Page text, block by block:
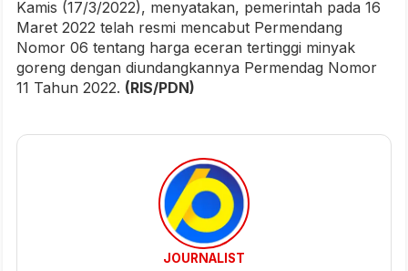
Kamis (17/3/2022), menyatakan, pemerintah pada 16
Maret 2022 telah resmi mencabut Permendang
Nomor 06 tentang harga eceran tertinggi minyak
goreng dengan diundangkannya Permendag Nomor
11 Tahun 2022. (RIS/PDN)
JOURNALIST